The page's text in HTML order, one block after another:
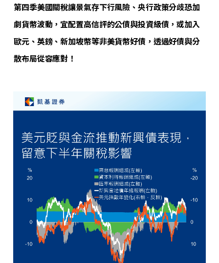
第四季美國關稅讓景氣存下行風險、央行政策分歧恐加
劇貨幣波動，宜配置高信評的公債與投資級債，或加入
歐元、英鎊、新加坡幣等非美貨幣好債，透過好債與分
散布局從容應對！